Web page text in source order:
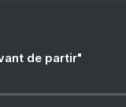
de partir"